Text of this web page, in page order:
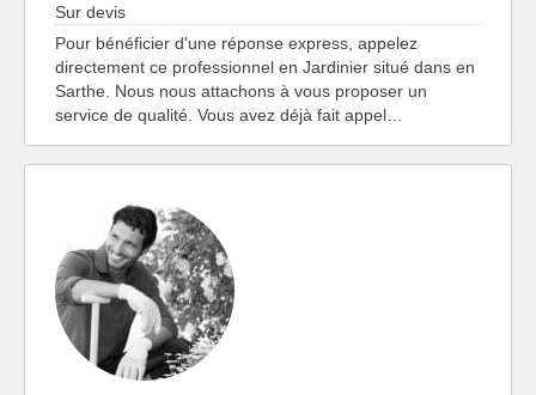
Sur devis
Pour bénéficier d'une réponse express, appelez
directement ce professionnel en Jardinier situé dans en
Sarthe. Nous nous attachons à vous proposer un
service de qualité. Vous avez déjà fait appel…